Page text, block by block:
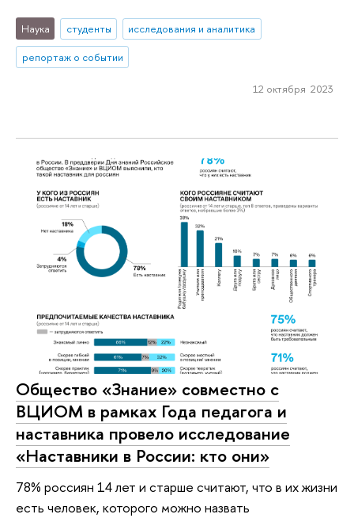
Наука студенты
исследования и аналитика
репортаж о событии
12 октября 2023
Общество «Знание» совместно с
ВЦИОМ в рамках Года педагога и
наставника провело исследование
«Наставники в России: кто они»
78% россиян 14 лет и старше считают, что в их жизни
есть человек, которого можно назвать